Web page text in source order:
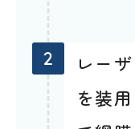
2
レー
を装